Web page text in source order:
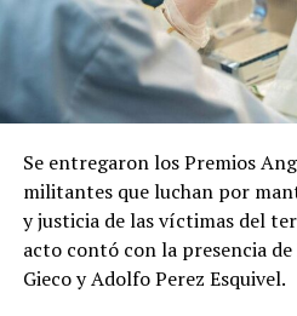
Se entregaron los Premios
militantes que luchan por
y justicia de las víctimas del
acto contó con la presencia
Gieco y Adolfo Perez Esquivel.